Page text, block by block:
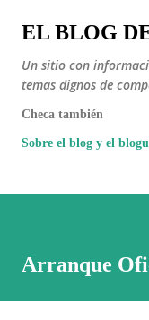
Ir
EL BLOG
Un sitio con
temas dignos de
Checa también
Sobre el blog y el
Arranque